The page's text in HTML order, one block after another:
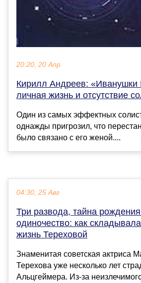
20:20, 20 Апр
Кирилл Андреев: «Иванушки
личная жизнь и отсутствие
Один из самых эффектных
однажды пригрозил, что
было связано с его женой....
04:30, 25 Авг
Три развода, тайна
одиночество: как
жизнь Тереховой
Знаменитая советская актриса
Терехова уже несколько лет
Альцгеймера. Из-за